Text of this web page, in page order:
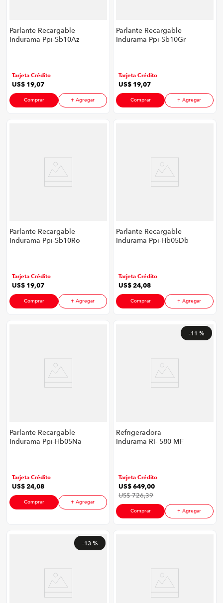
Parlante Recargable
Indurama Ppi-Sb10Az
Tarjeta Crédito
US$ 19,07
Comprar + Agregar
Parlante Recargable
Indurama Ppi-Sb10Gr
Tarjeta Crédito
US$ 19,07
Comprar + Agregar
Parlante Recargable
Indurama Ppi-Sb10Ro
Tarjeta Crédito
US$ 19,07
Comprar + Agregar
Parlante Recargable
Indurama Ppi-Hb05Db
Tarjeta Crédito
US$24,08
Comprar + Agregar
Parlante Recargable
Indurama Ppi-Hb05Na
Tarjeta Crédito
US$24,08
Comprar + Agregar
-11 %
Refrigeradora
Indurama RI- 580 MF
Tarjeta Crédito
US$649,00
US$726,39
Comprar + Agregar
-13 %